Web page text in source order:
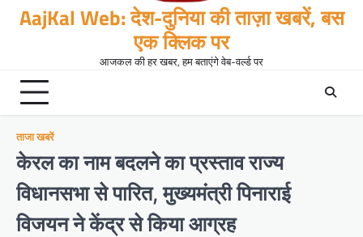
AajKal Web: देश-दुनिया की ताज़ा खबरें, बस
एक क्लिक पर
आजकल की हर खबर, हम बताएंगे वेब-वर्ल्ड पर
ताजा खबरें
केरल का नाम बदलने का प्रस्ताव राज्य
विधानसभा से पारित, मुख्यमंत्री पिनाराई
विजयन ने केंद्र से किया आग्रह